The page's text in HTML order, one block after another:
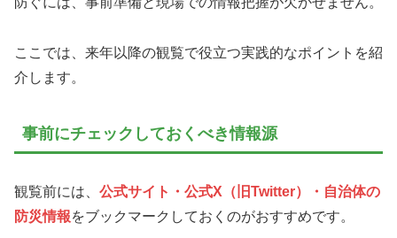
ここでは、来年以降の観覧で役立つ実践的なポイントを紹
介します。
事前にチェックしておくべき情報源
観覧前には、 公式サイト・公式X（旧Twitter）・自治体の
防災情報をブックマークしておくのがおすすめです。